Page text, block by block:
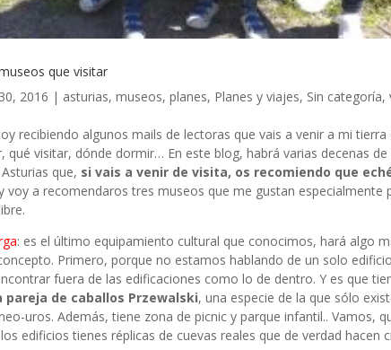
que visitar
2016 | asturias, museos, planes, Planes y viajes, Sin categoría,
recibiendo algunos mails de lectoras que vais a venir a mi
visitar, dónde dormir… En este blog, habrá varias decenas
que, si vais a venir de visita, os recomiendo que
voy a recomendaros tres museos que me gustan especialmente
: es el último equipamiento cultural que conocimos, hará algo
Primero, porque no estamos hablando de un solo
fuera de las edificaciones como lo de dentro. Y es que
de caballos Przewalski, una especie de la que sólo
uros. Además, tiene zona de picnic y parque infantil.. Vamos,
edificios tienes réplicas de cuevas reales que de verdad hacen